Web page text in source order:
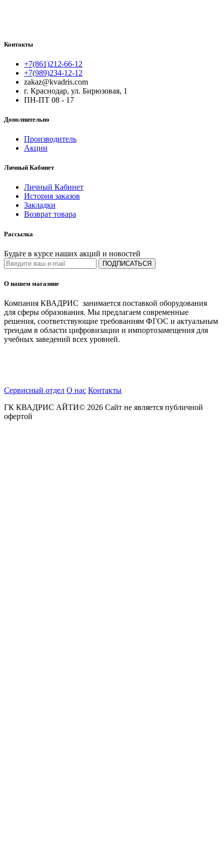
Контакты
+7(861)212-66-12
+7(989)234-12-12
zakaz@kvadris.com
г. Краснодар, ул. Бирюзовая, 1
ПН-ПТ 08 - 17
Дополнительно
Производитель
Акции
Личный Кабинет
Личный Кабинет
История заказов
Закладки
Возврат товара
Рассылка
Будьте в курсе наших акций и новостей
ПОДПИСАТЬСЯ
О нашем магазине
Компания КВАДРИС занимается поставкой оборудования
для сферы образования. Мы предлагаем современные
решения, соответствующие требованиям ФГОС и актуальным
трендам в области цифровизации и импортозамещения для
учебных заведений всех уровней.
Сервисный отдел О нас Контакты
ГК КВАДРИС АЙТИ© 2026 Сайт не является публичной
офертой